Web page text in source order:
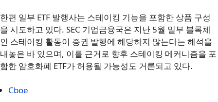
한편 일부 ETF 발행사는 스테이킹 기능을 포함한 상품 구성
을 시도하고 있다. SEC 기업금융국은 지난 5월 일부 블록체
인 스테이킹 활동이 증권 발행에 해당하지 않는다는 해석을
내놓은 바 있으며, 이를 근거로 향후 스테이킹 메커니즘을 포
함한 암호화폐 ETF가 허용될 가능성도 거론되고 있다.
Cboe